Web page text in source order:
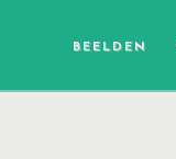
BEELDEN